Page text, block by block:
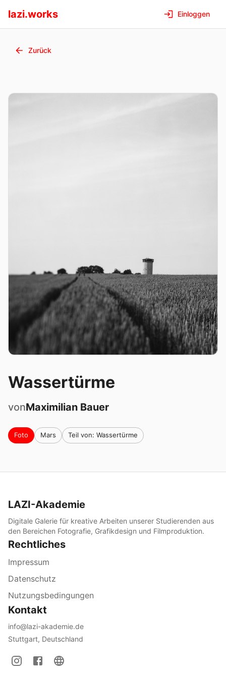
lazi.works Einloggen
Zurück
Wassertürme
vonMaximilian Bauer
Foto Mars Teil von: Wassertürme
LAZI-Akademie
Digitale Galerie für kreative Arbeiten unserer Studierenden aus
den Bereichen Fotografie, Grafikdesign und Filmproduktion.
Rechtliches
Impressum
Datenschutz
Nutzungsbedingungen
Kontakt
info@lazi-akademie.de
Stuttgart, Deutschland